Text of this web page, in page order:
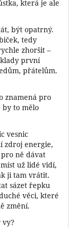
která je ale
být opatrný.
tedy
zhoršit –
první
přátelům.
znamená pro
by to mělo
vesnic
zdroj energie,
ně dávat
už lidé vidí,
ji tam vrátit.
sázet řepku
věci, které
změní.
vy?